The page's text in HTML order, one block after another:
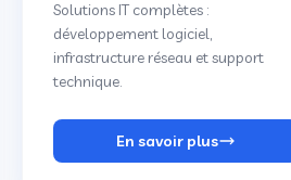
Solutions IT complètes :
développement logiciel,
infrastructure réseau et support
technique.
En savoir plus